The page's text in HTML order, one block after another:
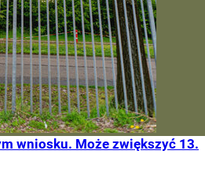
wniosku. Może zwiększyć 13.